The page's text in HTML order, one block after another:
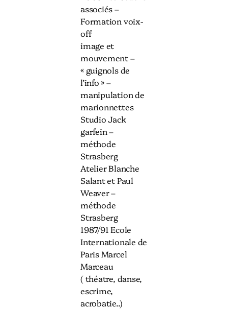
associés –
Formation voix-
off
image et
mouvement –
« guignols de
l’info » –
manipulation de
marionnettes
Studio Jack
garfein –
méthode
Strasberg
Atelier Blanche
Salant et Paul
Weaver –
méthode
Strasberg
1987/91 Ecole
Internationale de
Paris Marcel
Marceau
( théatre, danse,
escrime,
acrobatie..)